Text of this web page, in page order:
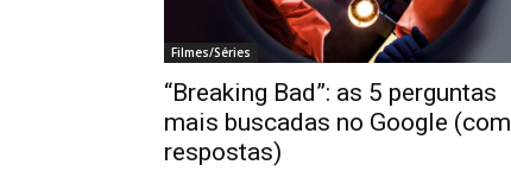
Filmes/Séries
“Breaking Bad”: as 5 perguntas
mais buscadas no Google (com
respostas)